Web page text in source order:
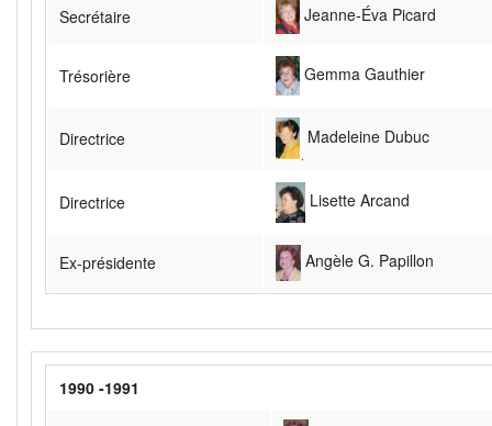
Secrétaire Jeanne-Éva Picard
Trésorière Gemma Gauthier
Directrice Madeleine Dubuc
Directrice Lisette Arcand
Ex-présidente Angèle G. Papillon
1990 -1991